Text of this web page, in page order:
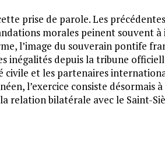
prise de parole. Les
morales peinent souvent
l’image du souverain pontife
inégalités depuis la tribune
civile et les partenaires
l’exercice consiste désormais à
relation bilatérale avec le Saint-